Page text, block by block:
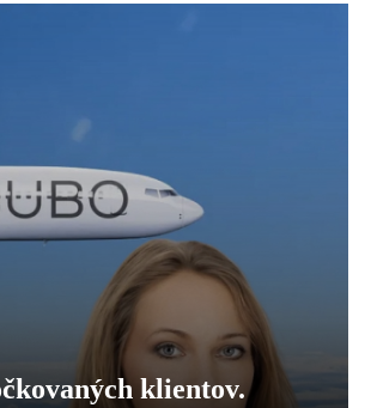
klientov.